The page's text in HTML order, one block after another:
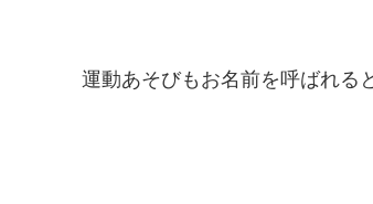
運動あそびもお名前を呼ばれる